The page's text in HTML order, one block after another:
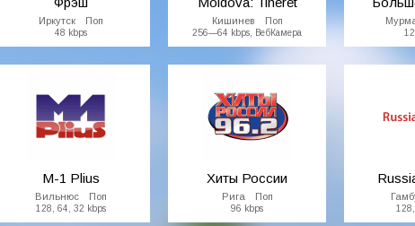
Иркутск Поп
48 kbps
Кишинев Поп
256—64 kbps, ВебКамера
M-1 Plius
Вильнюс Поп
128, 64, 32 kbps
Хиты России
Рига Поп
96 kbps